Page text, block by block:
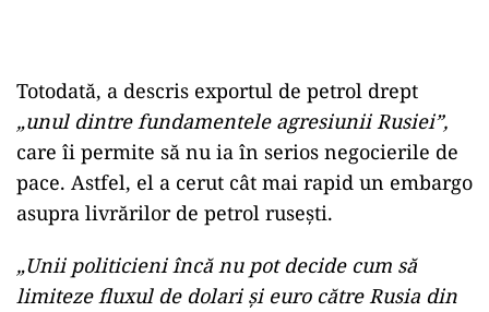
Totodată, a descris exportul de petrol drept
„unul dintre fundamentele agresiunii Rusiei”,
care îi permite să nu ia în serios negocierile de
pace. Astfel, el a cerut cât mai rapid un embargo
asupra livrărilor de petrol rusești.
„Unii politicieni încă nu pot decide cum să
limiteze fluxul de dolari și euro către Rusia din